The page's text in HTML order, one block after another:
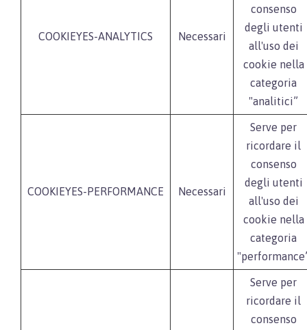
COOKIEYES-ANALYTICS Necessari
consenso
degli utenti
all'uso dei
cookie nella
categoria
"analitici”
COOKIEYES-PERFORMANCE Necessari
Serve per
ricordare il
consenso
degli utenti
all'uso dei
cookie nella
categoria
Serve per
ricordare il
consenso